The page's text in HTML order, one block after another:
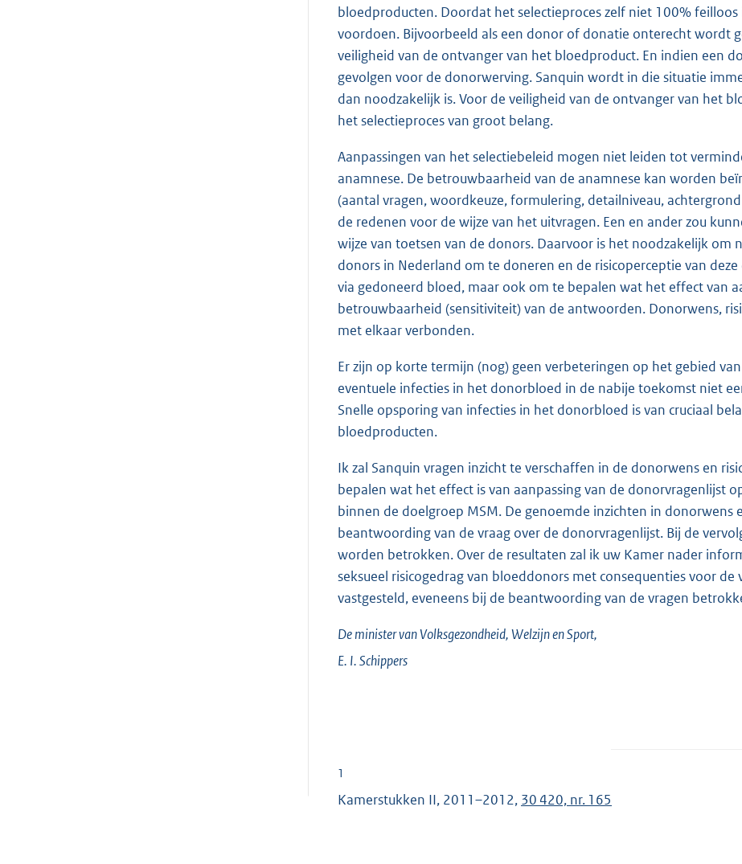
bloedproducten. Doordat het selectieproces zelf niet 100%
voordoen. Bijvoorbeeld als een donor of donatie onterecht wordt
veiligheid van de ontvanger van het bloedproduct. En indien een
gevolgen voor de donorwerving. Sanquin wordt in die situatie
dan noodzakelijk is. Voor de veiligheid van de ontvanger van het
het selectieproces van groot belang.
Aanpassingen van het selectiebeleid mogen niet leiden tot
anamnese. De betrouwbaarheid van de anamnese kan worden
(aantal vragen, woordkeuze, formulering, detailniveau,
de redenen voor de wijze van het uitvragen. Een en ander zou
wijze van toetsen van de donors. Daarvoor is het noodzakelijk om
donors in Nederland om te doneren en de risicoperceptie van
via gedoneerd bloed, maar ook om te bepalen wat het effect van
betrouwbaarheid (sensitiviteit) van de antwoorden. Donorwens,
met elkaar verbonden.
Er zijn op korte termijn (nog) geen verbeteringen op het gebied
eventuele infecties in het donorbloed in de nabije toekomst niet
Snelle opsporing van infecties in het donorbloed is van cruciaal
bloedproducten.
Ik zal Sanquin vragen inzicht te verschaffen in de donorwens en
bepalen wat het effect is van aanpassing van de donorvragenlijst
binnen de doelgroep MSM. De genoemde inzichten in
beantwoording van de vraag over de donorvragenlijst. Bij de
worden betrokken. Over de resultaten zal ik uw Kamer nader
seksueel risicogedrag van bloeddonors met consequenties voor
vastgesteld, eveneens bij de beantwoording van de vragen
De minister van Volksgezondheid, Welzijn en Sport,
E. I.Schippers
1
Kamerstukken II, 2011–2012, 30 420, nr. 165